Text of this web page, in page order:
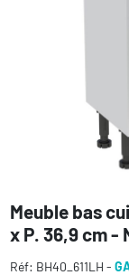
Meuble bas
x P. 36,9 cm -
Réf: BH40_611LH -